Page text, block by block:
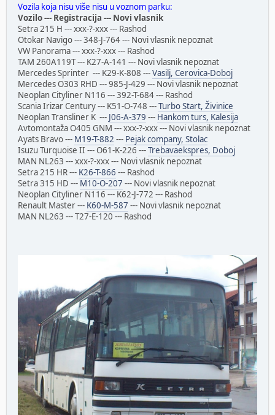
Vozila koja nisu više nisu u voznom parku:
Vozilo --- Registracija --- Novi vlasnik
Setra 215 H --- xxx-?-xxx --- Rashod
Otokar Navigo --- 348-J-764 --- Novi vlasnik nepoznat
VW Panorama --- xxx-?-xxx --- Rashod
TAM 260A119T --- K27-A-141 --- Novi vlasnik nepoznat
Mercedes Sprinter --- K29-K-808 ---Vasilj, Cerovica-Doboj
Mercedes O303 RHD --- 985-J-429 --- Novi vlasnik nepoznat
Neoplan Cityliner N116 --- 392-T-684 --- Rashod
Scania Irizar Century --- K51-O-748 ---Turbo Start, Živinice
Neoplan Transliner K --- J06-A-379 --- Hankom turs, Kalesija
Avtomontaža O405 GNM --- xxx-?-xxx --- Novi vlasnik nepoznat
Ayats Bravo --- M19-T-882 --- Pejak company, Stolac
Isuzu Turquoise II --- O61-K-226 ---Trebavaekspres, Doboj
MAN NL263 --- xxx-?-xxx --- Novi vlasnik nepoznat
Setra 215 HR --- K26-T-866 --- Rashod
Setra 315 HD --- M10-O-207 --- Novi vlasnik nepoznat
Neoplan Cityliner N116 --- K62-J-772 --- Rashod
Renault Master --- K60-M-587 --- Novi vlasnik nepoznat
MAN NL263 --- T27-E-120 --- Rashod